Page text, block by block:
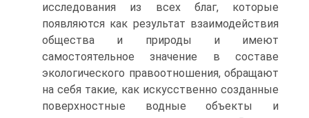
исследования из всех благ, которые
появляются как результат взаимодействия
общества и природы и имеют
самостоятельное значение в составе
экологического правоотношения, обращают
на себя такие, как искусственно созданные
поверхностные водные объекты и